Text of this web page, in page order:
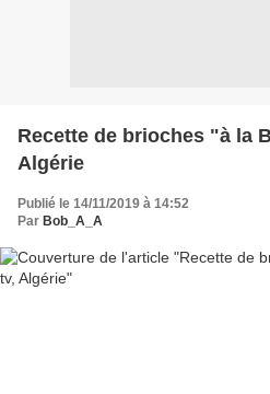
Recette de brioches "à la
Algérie
Publié le 14/11/2019 à 14:52
Par Bob_A_A